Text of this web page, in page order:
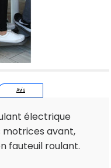
Avis
électrique
motrices avant,
fauteuil roulant.